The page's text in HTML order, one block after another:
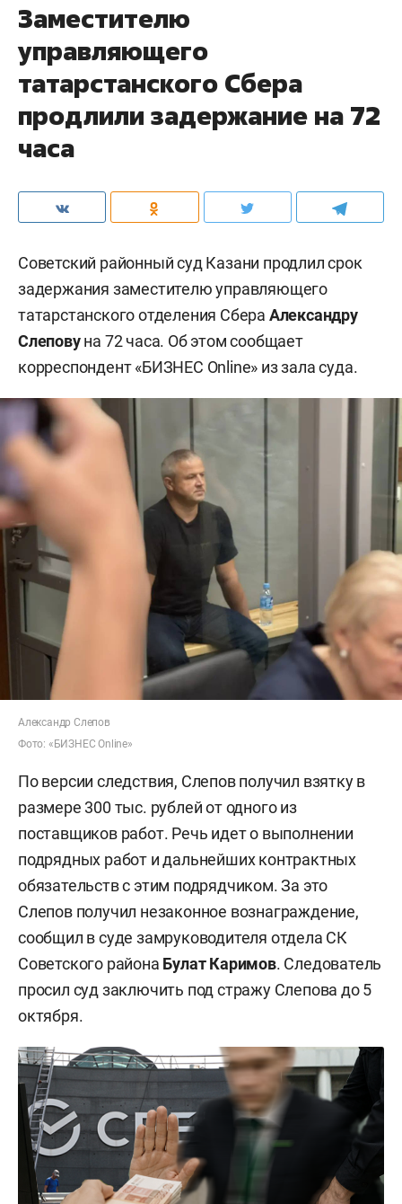
Заместителю
управляющего
татарстанского Сбера
продлили задержание на 72
часа
Советский районный суд Казани продлил срок
задержания заместителю управляющего
татарстанского отделения Сбера Александру
Слеповуна 72 часа. Об этом сообщает
корреспондент «БИЗНЕС Online» из зала суда.
Александр Слепов
Фото: «БИЗНЕС Online»
По версии следствия, Слепов получил взятку в
размере 300 тыс. рублей от одного из
поставщиков работ. Речь идет о выполнении
подрядных работ и дальнейших контрактных
обязательств с этим подрядчиком. За это
Слепов получил незаконное вознаграждение,
сообщил в суде замруководителя отдела СК
Советского района Булат Каримов. Следователь
просил суд заключить под стражу Слепова до 5
октября.